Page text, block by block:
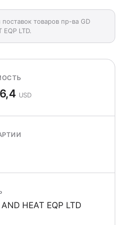
товаров пр-ва GD
EQP LTD.
USD
HEAT EQP LTD